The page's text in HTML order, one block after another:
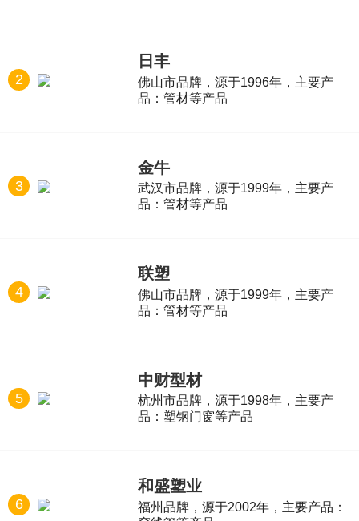
2
日丰
佛山市品牌，源于1996年，主要产
品：管材等产品
3
金牛
武汉市品牌，源于1999年，主要产
品：管材等产品
4
联塑
佛山市品牌，源于1999年，主要产
品：管材等产品
5
中财型材
杭州市品牌，源于1998年，主要产
品：塑钢门窗等产品
6
和盛塑业
福州品牌，源于2002年，主要产品：